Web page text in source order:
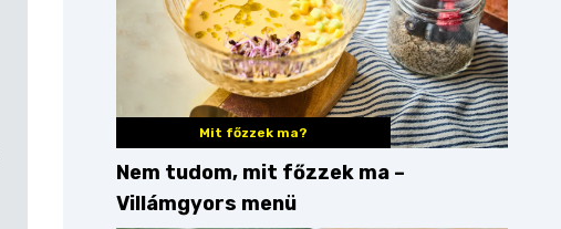
Mit főzzek ma?
Nem tudom, mit főzzek ma –
Villámgyors menü